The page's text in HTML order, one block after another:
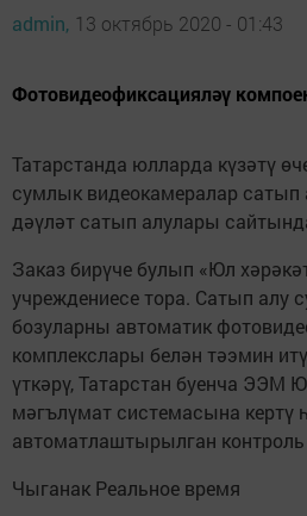
admin, 13 октябрь 2020 - 01:43
Фотовидеофиксацияләү
Татарстанда юлларда күзәтү
сумлык видеокамералар сатып
дәүләт сатып алулары
Заказ бирүче булып «Юл
учреждениесе тора. Сатып алу
бозуларны автоматик
комплекслары белән тәэмин
үткәрү, Татарстан буенча ЭЭМ
мәгълүмат системасына кертү
автоматлаштырылган
Чыганак Реальное время